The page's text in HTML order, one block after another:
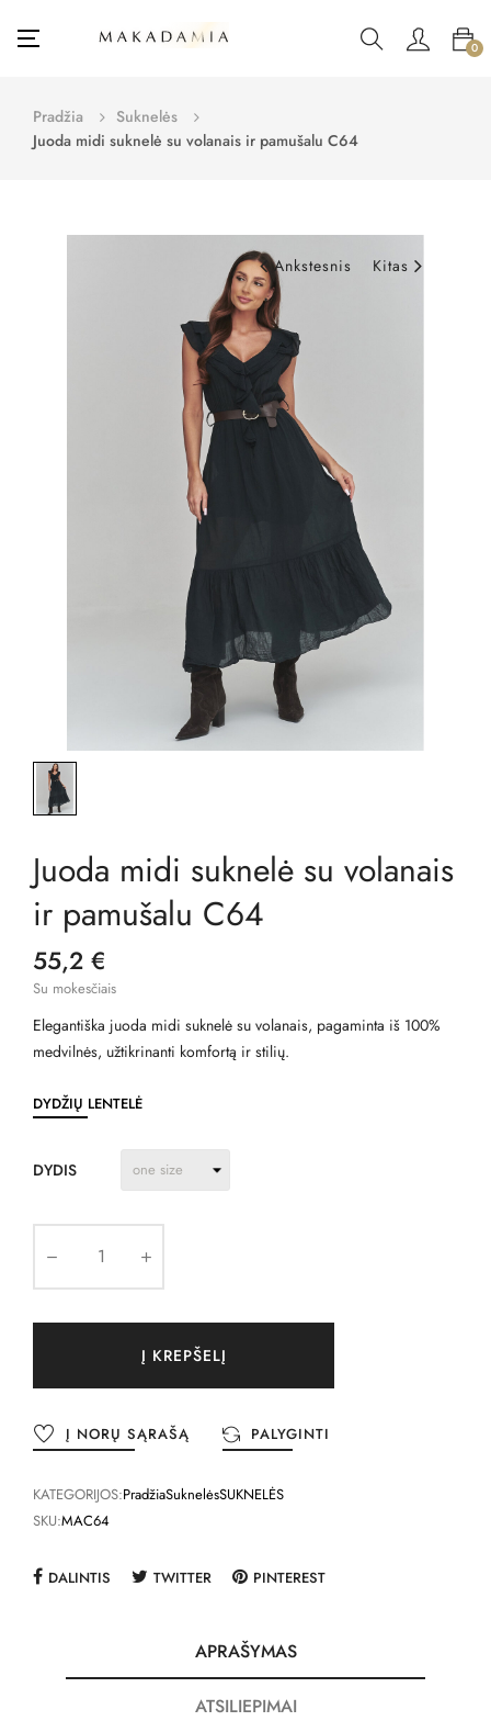
Toggle
☰ 0
Pradžia
Suknelės
Juoda midi suknelė su volanais ir pamušalu C64
Ankstesnis Kitas
Juoda midi suknelė su volanais
ir pamušalu C64
55,2 €
Su mokesčiais
Elegantiška juoda midi suknelė su volanais, pagaminta iš 100%
medvilnės, užtikrinanti komfortą ir stilių.
DYDŽIŲ LENTELĖ
DYDIS
Į KREPŠELĮ
Į NORŲ SĄRAŠĄ PALYGINTI
KATEGORIJOS:PradžiaSuknelėsSUKNELĖS
SKU:MAC64
DALINTIS TWITTER PINTEREST
APRAŠYMAS
ATSILIEPIMAI